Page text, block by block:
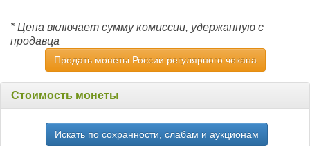
* Цена включает сумму комиссии, удержанную с
продавца
Продать монеты России регулярного чекана
Стоимость монеты
Искать по сохранности, слабам и аукционам